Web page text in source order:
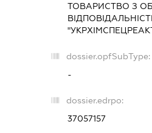
ТОВАРИСТВО З
dossier.opfSubType:
-
dossier.edrpo:
37057157